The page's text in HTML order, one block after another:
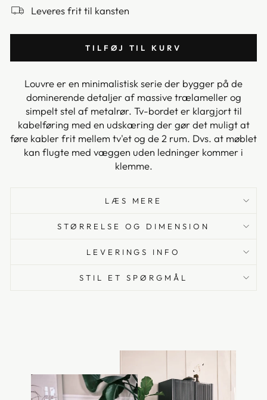
Leveres frit til kansten
TILFØJ TIL KURV
Louvre er en minimalistisk serie der bygger på de
dominerende detaljer af massive trælameller og
simpelt stel af metalrør. Tv-bordet er klargjort til
kabelføring med en udskæring der gør det muligt at
føre kabler frit mellem tv'et og de 2 rum. Dvs. at møblet
kan flugte med væggen uden ledninger kommer i
klemme.
LÆS MERE
STØRRELSE OG DIMENSION
LEVERINGS INFO
STIL ET SPØRGMÅL